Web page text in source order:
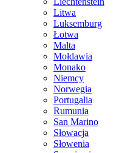
Litwa
Luksemburg
Łotwa
Malta
Mołdawia
Monako
Niemcy
Norwegia
Portugalia
Rumunia
San Marino
Słowacja
Słowenia